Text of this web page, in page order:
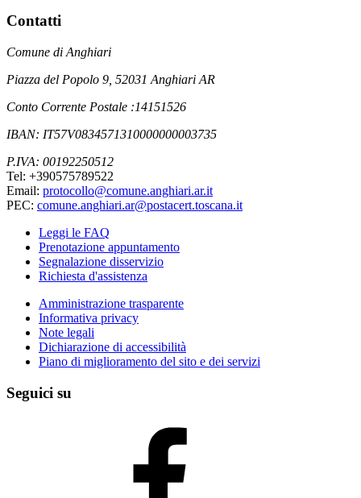
Contatti
Comune di Anghiari
Piazza del Popolo 9, 52031 Anghiari AR
Conto Corrente Postale :14151526
IBAN: IT57V0834571310000000003735
P.IVA: 00192250512
Tel: +390575789522
Email: protocollo@comune.anghiari.ar.it
PEC: comune.anghiari.ar@postacert.toscana.it
Leggi le FAQ
Prenotazione appuntamento
Segnalazione disservizio
Richiesta d'assistenza
Amministrazione trasparente
Informativa privacy
Note legali
Dichiarazione di accessibilità
Piano di miglioramento del sito e dei servizi
Seguici su